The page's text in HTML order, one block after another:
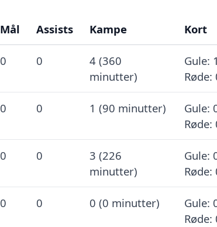
Mål Assists Kampe Kort
0 0
4 (360
minutter)
Gule:
Røde:
0 0 1 (90 minutter)
Gule:
Røde:
0 0
3 (226
minutter)
Gule:
Røde:
0 0 0 (0 minutter)
Gule:
Røde: